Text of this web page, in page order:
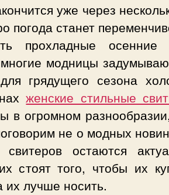
уже через
погода станет
прохладные осенние
модницы
грядущего сезона
женские стильные
в огромном
не о модных
остаются
стоят того, чтобы их
их лучше носить.